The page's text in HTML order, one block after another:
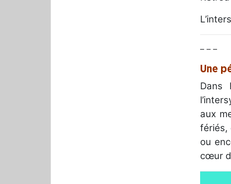
– – –
Une
Dans
aux
fériés,
ou
cœur